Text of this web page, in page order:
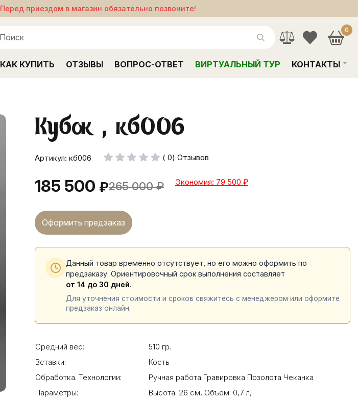
Перед приездом в магазин обязательно позвоните!
0
КАК КУПИТЬ ОТЗЫВЫ ВОПРОС-ОТВЕТ ВИРТУАЛЬНЫЙ ТУР КОНТАКТЫ
Кубок , кб006
Артикул: кб006 ( 0) Отзывов
185 500 ₽265 000 ₽ Экономия: 79 500 ₽
Оформить предзаказ
Данный товар временно отсутствует, но его можно оформить по
предзаказу. Ориентировочный срок выполнения составляет
от 14 до 30 дней.
Для уточнения стоимости и сроков свяжитесь с менеджером или оформите
предзаказ онлайн.
Средний вес:
510 гр.
Вставки:
Кость
Обработка. Технологии:
Ручная работа Гравировка Позолота Чеканка
Параметры:
Высота: 26 см, Объем: 0,7 л,